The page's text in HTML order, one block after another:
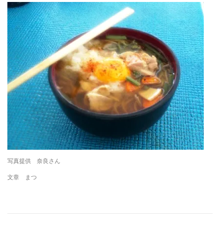
写真提供 奈良さん
文章 まつ